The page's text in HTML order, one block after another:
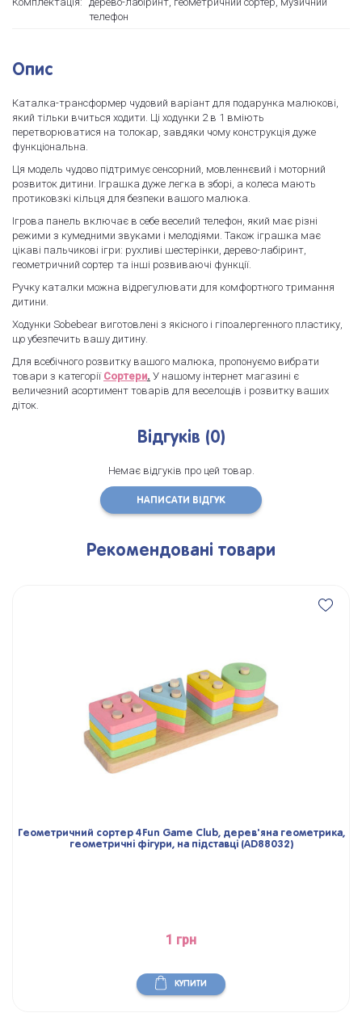
телефон
Опис
Каталка-трансформер чудовий варіант для подарунка малюкові,
який тільки вчиться ходити. Ці ходунки 2 в 1 вміють
перетворюватися на толокар, завдяки чому конструкція дуже
функціональна.
Ця модель чудово підтримує сенсорний, мовленнєвий і моторний
розвиток дитини. Іграшка дуже легка в зборі, а колеса мають
протиковзкі кільця для безпеки вашого малюка.
Ігрова панель включає в себе веселий телефон, який має різні
режими з кумедними звуками і мелодіями. Також іграшка має
цікаві пальчикові ігри: рухливі шестерінки, дерево-лабіринт,
геометричний сортер та інші розвиваючі функції.
Ручку каталки можна відрегулювати для комфортного тримання
дитини.
Ходунки Sobebear виготовлені з якісного і гіпоалергенного пластику,
що убезпечить вашу дитину.
Для всебічного розвитку вашого малюка, пропонуємо вибрати
товари з категорії Сортери. У нашому інтернет магазині є
величезний асортимент товарів для веселощів і розвитку ваших
діток.
Відгуків (0)
Немає відгуків про цей товар.
НАПИСАТИ ВІДГУК
Рекомендовані товари
Геометричний сортер 4Fun Game Club, дерев'яна геометрика,
геометричні фігури, на підставці (AD88032)
1 грн
КУПИТИ